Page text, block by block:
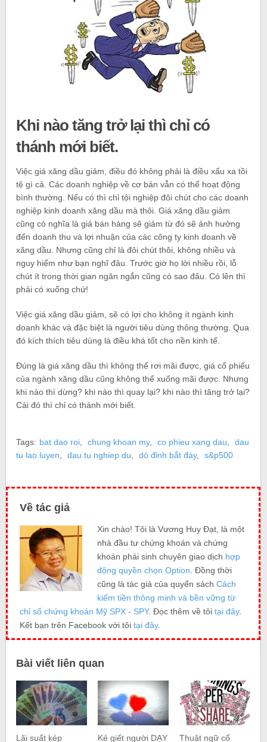
Khi nào tăng trở lại thì chỉ có
thánh mới biết.
Việc giá xăng dầu giảm, điều đó không phải là điều xấu xa tồi
tệ gì cả. Các doanh nghiệp về cơ bản vẫn có thể hoạt động
bình thường. Nếu có thì chỉ tội nghiệp đôi chút cho các doanh
nghiệp kinh doanh xăng dầu mà thôi. Giá xăng dầu giảm
cũng có nghĩa là giá bán hàng sẽ giảm từ đó sẽ ảnh hưởng
đến doanh thu và lợi nhuận của các công ty kinh doanh về
xăng dầu. Nhưng cũng chỉ là đôi chút thôi, không nhiều và
nguy hiểm như bạn nghĩ đâu. Trước giờ họ lời nhiều rồi, lỗ
chút ít trong thời gian ngăn ngắn cũng có sao đâu. Có lên thì
phải có xuống chứ!
Việc giá xăng dầu giảm, sẽ có lợi cho không ít ngành kinh
doanh khác và đặc biệt là người tiêu dùng thông thường. Qua
đó kích thích tiêu dùng là điều khá tốt cho nền kinh tế.
Đúng là giá xăng dầu thì không thể rơi mãi được, giá cổ phiếu
của ngành xăng dầu cũng không thể xuống mãi được. Nhưng
khi nào thì dừng? khi nào thì quay lại? khi nào thì tăng trở lại?
Cái đó thì chỉ có thánh mới biết.
Tags: bat dao roi, chung khoan my, co phieu xang dau,
dau
tu lao luyen, dau tu nghiep du, dò đỉnh bắt đáy, s&p500
Về tác giả
Xin chào! Tôi là Vương Huy Đạt, là một
nhà đầu tư chứng khoán và chứng
khoán phái sinh chuyên giao dịch hợp
động quyền chọn Option. Đồng thời
cũng là tác giả của quyển sách Cách
kiếm tiền thông minh và bền vững từ
chỉ số chứng khoán Mỹ SPX - SPY. Đọc thêm về tôi tại đây.
Kết bạn trên Facebook với tôi tại đây.
Bài viết liên quan
Lãi suất kép Kẻ giết người DẠY Thuật ngữ cổ